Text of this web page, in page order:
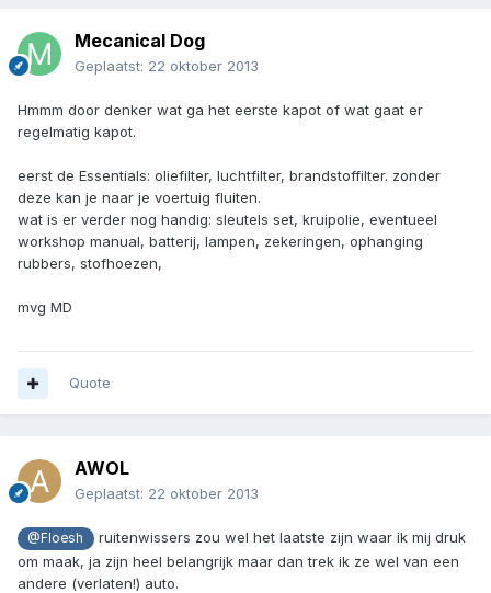
Mecanical Dog
Geplaatst: 22 oktober 2013
Hmmm door denker wat ga het eerste kapot of wat gaat er
regelmatig kapot.
eerst de Essentials: oliefilter, luchtfilter, brandstoffilter. zonder
deze kan je naar je voertuig fluiten.
wat is er verder nog handig: sleutels set, kruipolie, eventueel
workshop manual, batterij, lampen, zekeringen, ophanging
rubbers, stofhoezen,
mvg MD
Quote
AWOL
Geplaatst: 22 oktober 2013
@Floesh
ruitenwissers zou wel het laatste zijn waar ik mij druk
om maak, ja zijn heel belangrijk maar dan trek ik ze wel van een
andere (verlaten!) auto.